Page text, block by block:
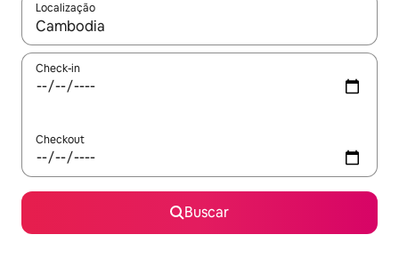
Localização
Quando os resultados estiverem disponíveis, explore-os
Check-in
Checkout
Buscar